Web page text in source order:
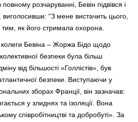
повному розчаруванні, Бевін підвівся і
виголосивши: “З мене вистачить цього,
як його стримала охорона.
колеги Бевіна – Жоржа Бідо щодо
безпеки була більш
від більшості «Голлістів», був
безпеки. Виступаючи у
зборах Франції, він зазначав:
у злиднях та ізоляції. Вона
співробітництві та добробуті». За